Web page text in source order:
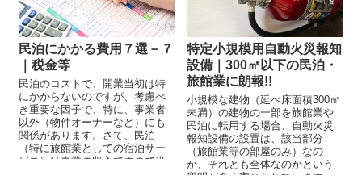
民泊にかかる費用７選－７
｜税金等
民泊のコストで、開業当初は特
にかからないのですが、考慮べ
き重要な因子で、特に、事業者
以外（物件オーナーなど）にも
関係があります。さて、民泊
（特に旅館業としての宿泊サー
ビス）は事業の収入ですので当
特定小規模用自動火災報知
設備｜300㎡以下の民泊・
旅館業に朗報!!
小規模な建物（延べ床面積300㎡
未満）の建物の一部を旅館業や
民泊に転用する場合、自動火災
報知設備の設置は、該当部分
（旅館業等の部屋のみ）なの
か、それとも全体なのかという
質問が多く寄せられています。